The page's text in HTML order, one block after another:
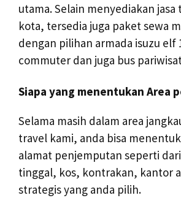
utama. Selain menyediakan
kota, tersedia juga paket sewa
dengan pilihan armada isuzu elf
commuter dan juga bus
Siapa yang menentukan Area
Selama masih dalam area
travel kami, anda bisa
alamat penjemputan seperti
tinggal, kos, kontrakan, kantor
strategis yang anda pilih.